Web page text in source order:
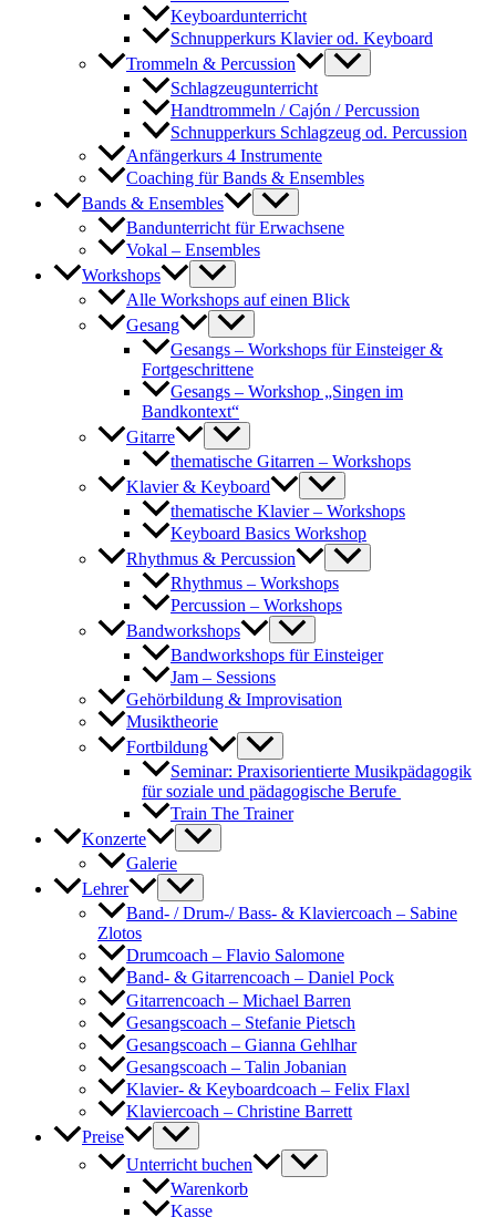
Keyboardunterricht
Schnupperkurs Klavier od. Keyboard
Trommeln & Percussion
Schlagzeugunterricht
Handtrommeln / Cajón / Percussion
Schnupperkurs Schlagzeug od. Percussion
Anfängerkurs 4 Instrumente
Coaching für Bands & Ensembles
Bands & Ensembles
Bandunterricht für Erwachsene
Vokal – Ensembles
Workshops
Alle Workshops auf einen Blick
Gesang
Gesangs – Workshops für Einsteiger &
Fortgeschrittene
Gesangs – Workshop „Singen im
Bandkontext“
Gitarre
thematische Gitarren – Workshops
Klavier & Keyboard
thematische Klavier – Workshops
Keyboard Basics Workshop
Rhythmus & Percussion
Rhythmus – Workshops
Percussion – Workshops
Bandworkshops
Bandworkshops für Einsteiger
Jam – Sessions
Gehörbildung & Improvisation
Musiktheorie
Fortbildung
Seminar: Praxisorientierte Musikpädagogik
für soziale und pädagogische Berufe
Train The Trainer
Konzerte
Galerie
Lehrer
Band- / Drum-/ Bass- & Klaviercoach – Sabine
Zlotos
Drumcoach – Flavio Salomone
Band- & Gitarrencoach – Daniel Pock
Gitarrencoach – Michael Barren
Gesangscoach – Stefanie Pietsch
Gesangscoach – Gianna Gehlhar
Gesangscoach – Talin Jobanian
Klavier- & Keyboardcoach – Felix Flaxl
Klaviercoach – Christine Barrett
Preise
Unterricht buchen
Warenkorb
Kasse